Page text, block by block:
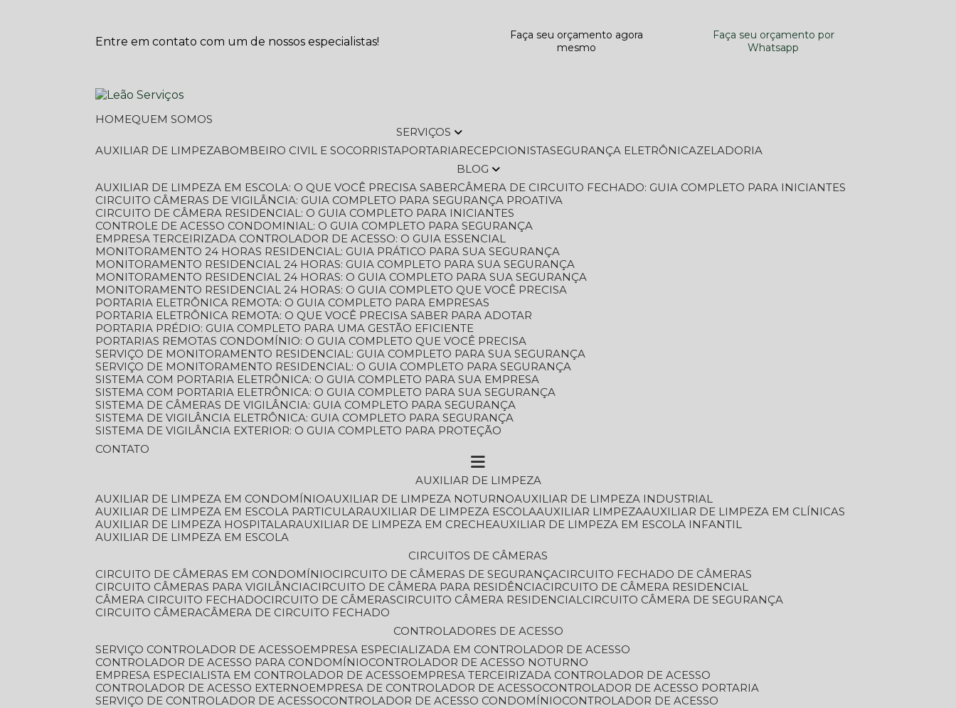
Entre em contato com um de nossos especialistas!
Faça seu orçamento agora
mesmo
Faça seu orçamento por
Whatsapp
HOME
QUEM SOMOS
SERVIÇOS
AUXILIAR DE LIMPEZA
BOMBEIRO CIVIL E SOCORRISTA PORTARIA RECEPCIONISTA SEGURANÇA ELETRÔNICA
ZELADORIA
BLOG
AUXILIAR DE LIMPEZA EM ESCOLA: O QUE VOCÊ PRECISA SABER
CÂMERA DE CIRCUITO FECHADO: GUIA COMPLETO PARA INICIANTES
CIRCUITO CÂMERAS DE VIGILÂNCIA: GUIA COMPLETO PARA SEGURANÇA PROATIVA
CIRCUITO DE CÂMERA RESIDENCIAL: O GUIA COMPLETO PARA INICIANTES
CONTROLE DE ACESSO CONDOMINIAL: O GUIA COMPLETO PARA SEGURANÇA
EMPRESA TERCEIRIZADA CONTROLADOR DE ACESSO: O GUIA ESSENCIAL
MONITORAMENTO 24 HORAS RESIDENCIAL: GUIA PRÁTICO PARA SUA SEGURANÇA
MONITORAMENTO RESIDENCIAL 24 HORAS: GUIA COMPLETO PARA SUA SEGURANÇA
MONITORAMENTO RESIDENCIAL 24 HORAS: O GUIA COMPLETO PARA SUA SEGURANÇA
MONITORAMENTO RESIDENCIAL 24 HORAS: O GUIA COMPLETO QUE VOCÊ PRECISA
PORTARIA ELETRÔNICA REMOTA: O GUIA COMPLETO PARA EMPRESAS
PORTARIA ELETRÔNICA REMOTA: O QUE VOCÊ PRECISA SABER PARA ADOTAR
PORTARIA PRÉDIO: GUIA COMPLETO PARA UMA GESTÃO EFICIENTE
PORTARIAS REMOTAS CONDOMÍNIO: O GUIA COMPLETO QUE VOCÊ PRECISA
SERVIÇO DE MONITORAMENTO RESIDENCIAL: GUIA COMPLETO PARA SUA SEGURANÇA
SERVIÇO DE MONITORAMENTO RESIDENCIAL: O GUIA COMPLETO PARA SEGURANÇA
SISTEMA COM PORTARIA ELETRÔNICA: O GUIA COMPLETO PARA SUA EMPRESA
SISTEMA COM PORTARIA ELETRÔNICA: O GUIA COMPLETO PARA SUA SEGURANÇA
SISTEMA DE CÂMERAS DE VIGILÂNCIA: GUIA COMPLETO PARA SEGURANÇA
SISTEMA DE VIGILÂNCIA ELETRÔNICA: GUIA COMPLETO PARA SEGURANÇA
SISTEMA DE VIGILÂNCIA EXTERIOR: O GUIA COMPLETO PARA PROTEÇÃO
CONTATO
AUXILIAR DE LIMPEZA
AUXILIAR DE LIMPEZA EM CONDOMÍNIO
AUXILIAR DE LIMPEZA NOTURNO
AUXILIAR DE LIMPEZA INDUSTRIAL
AUXILIAR DE LIMPEZA EM ESCOLA PARTICULAR
AUXILIAR DE LIMPEZA ESCOLA AUXILIAR LIMPEZA
AUXILIAR DE LIMPEZA EM CLÍNICAS
AUXILIAR DE LIMPEZA HOSPITALAR
AUXILIAR DE LIMPEZA EM CRECHE
AUXILIAR DE LIMPEZA EM ESCOLA INFANTIL
AUXILIAR DE LIMPEZA EM ESCOLA
CIRCUITOS DE CÂMERAS
CIRCUITO DE CÂMERAS EM CONDOMÍNIO
CIRCUITO DE CÂMERAS DE SEGURANÇA
CIRCUITO FECHADO DE CÂMERAS
CIRCUITO CÂMERAS PARA VIGILÂNCIA
CIRCUITO DE CÂMERA PARA RESIDÊNCIA
CIRCUITO DE CÂMERA RESIDENCIAL
CÂMERA CIRCUITO FECHADO
CIRCUITO DE CÂMERAS CIRCUITO CÂMERA RESIDENCIAL
CIRCUITO CÂMERA DE SEGURANÇA
CIRCUITO CÂMERA
CÂMERA DE CIRCUITO FECHADO
CONTROLADORES DE ACESSO
SERVIÇO CONTROLADOR DE ACESSO
EMPRESA ESPECIALIZADA EM CONTROLADOR DE ACESSO
CONTROLADOR DE ACESSO PARA CONDOMÍNIO
CONTROLADOR DE ACESSO NOTURNO
EMPRESA ESPECIALISTA EM CONTROLADOR DE ACESSO
EMPRESA TERCEIRIZADA CONTROLADOR DE ACESSO
CONTROLADOR DE ACESSO EXTERNO
EMPRESA DE CONTROLADOR DE ACESSO
CONTROLADOR DE ACESSO PORTARIA
SERVIÇO DE CONTROLADOR DE ACESSO
CONTROLADOR DE ACESSO CONDOMÍNIO
CONTROLADOR DE ACESSO